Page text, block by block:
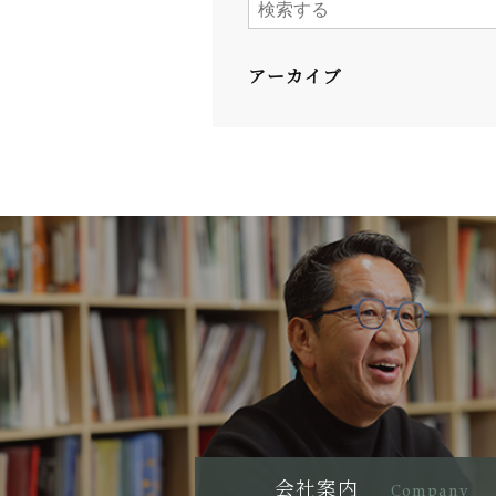
アーカイブ
会社案内 Company